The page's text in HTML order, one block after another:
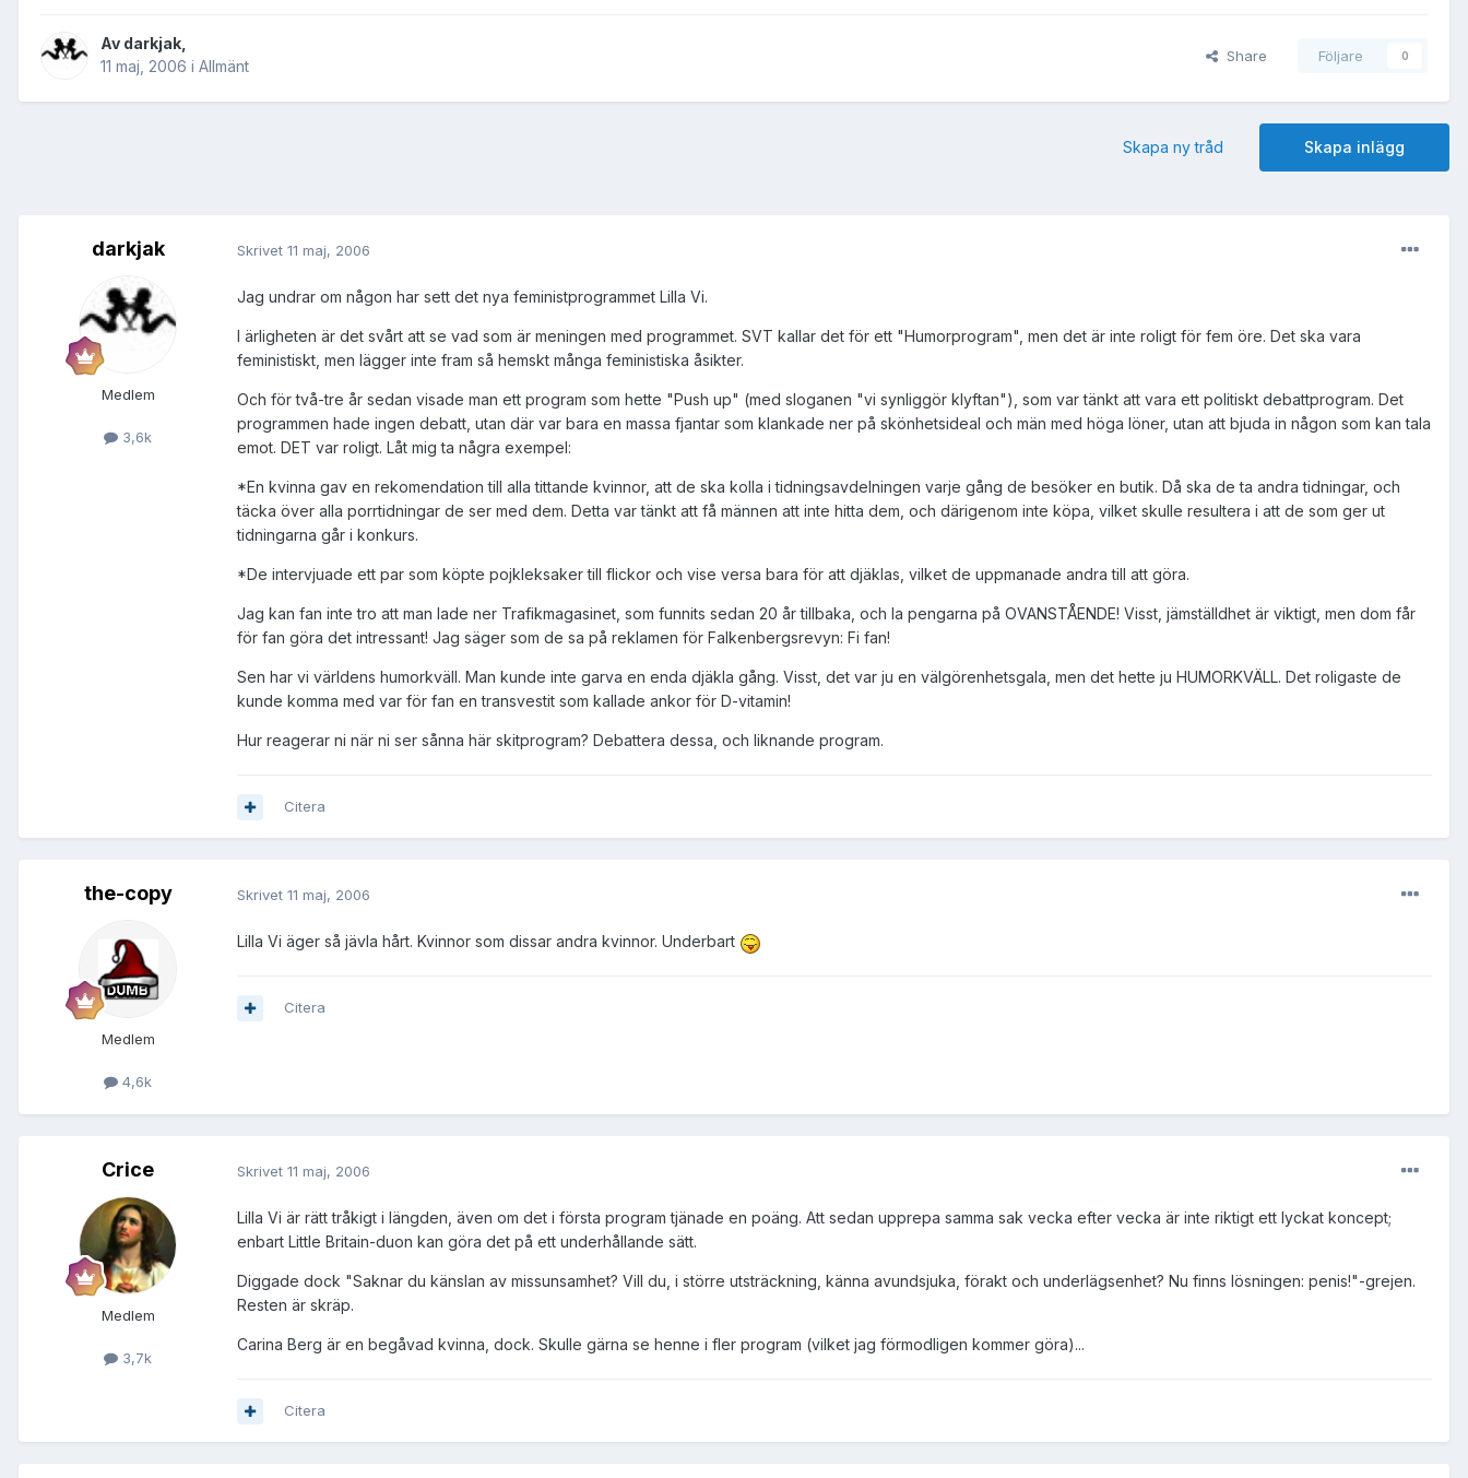
Av darkjak
11 maj, 2006 i Allmänt
Share Följare 0
Skapa inlägg
Skapa ny tråd
darkjak
Medlem
3,6k
Skrivet 11 maj, 2006
Jag undrar om någon har sett det nya feministprogrammet Lilla Vi.
I ärligheten är det svårt att se vad som är meningen med programmet. SVT kallar det för ett "Humorprogram", men det är inte roligt för fem öre. Det ska vara
feministiskt, men lägger inte fram så hemskt många feministiska åsikter.
Och för två-tre år sedan visade man ett program som hette "Push up" (med sloganen "vi synliggör klyftan"), som var tänkt att vara ett politiskt debattprogram. Det
programmen hade ingen debatt, utan där var bara en massa fjantar som klankade ner på skönhetsideal och män med höga löner, utan att bjuda in någon som kan tala
emot. DET var roligt. Låt mig ta några exempel:
*En kvinna gav en rekomendation till alla tittande kvinnor, att de ska kolla i tidningsavdelningen varje gång de besöker en butik. Då ska de ta andra tidningar, och
täcka över alla porrtidningar de ser med dem. Detta var tänkt att få männen att inte hitta dem, och därigenom inte köpa, vilket skulle resultera i att de som ger ut
tidningarna går i konkurs.
*De intervjuade ett par som köpte pojkleksaker till flickor och vise versa bara för att djäklas, vilket de uppmanade andra till att göra.
Jag kan fan inte tro att man lade ner Trafikmagasinet, som funnits sedan 20 år tillbaka, och la pengarna på OVANSTÅENDE! Visst, jämställdhet är viktigt, men dom får
för fan göra det intressant! Jag säger som de sa på reklamen för Falkenbergsrevyn: Fi fan!
Sen har vi världens humorkväll. Man kunde inte garva en enda djäkla gång. Visst, det var ju en välgörenhetsgala, men det hette ju HUMORKVÄLL. Det roligaste de
kunde komma med var för fan en transvestit som kallade ankor för D-vitamin!
Hur reagerar ni när ni ser sånna här skitprogram? Debattera dessa, och liknande program.
Citera
the-copy
Medlem
4,6k
Skrivet 11 maj, 2006
Lilla Vi äger så jävla hårt. Kvinnor som dissar andra kvinnor. Underbart
Citera
Crice
Medlem
3,7k
Skrivet 11 maj, 2006
Lilla Vi är rätt tråkigt i längden, även om det i första program tjänade en poäng. Att sedan upprepa samma sak vecka efter vecka är inte riktigt ett lyckat koncept;
enbart Little Britain-duon kan göra det på ett underhållande sätt.
Diggade dock "Saknar du känslan av missunsamhet? Vill du, i större utsträckning, känna avundsjuka, förakt och underlägsenhet? Nu finns lösningen: penis!"-grejen.
Resten är skräp.
Carina Berg är en begåvad kvinna, dock. Skulle gärna se henne i fler program (vilket jag förmodligen kommer göra)...
Citera